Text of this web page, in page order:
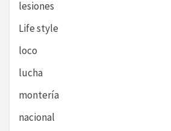
lesiones
Life style
loco
lucha
montería
nacional